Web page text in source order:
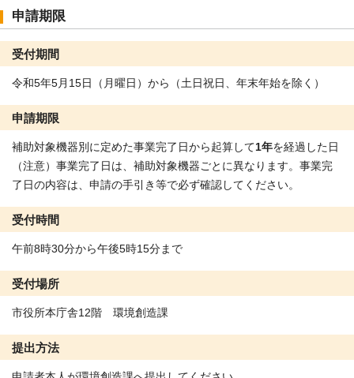
申請期限
受付期間
令和5年5月15日（月曜日）から（土日祝日、年末年始を除く）
申請期限
補助対象機器別に定めた事業完了日から起算して1年を経過した日
（注意）事業完了日は、補助対象機器ごとに異なります。事業完
了日の内容は、申請の手引き等で必ず確認してください。
受付時間
午前8時30分から午後5時15分まで
受付場所
市役所本庁舎12階 環境創造課
提出方法